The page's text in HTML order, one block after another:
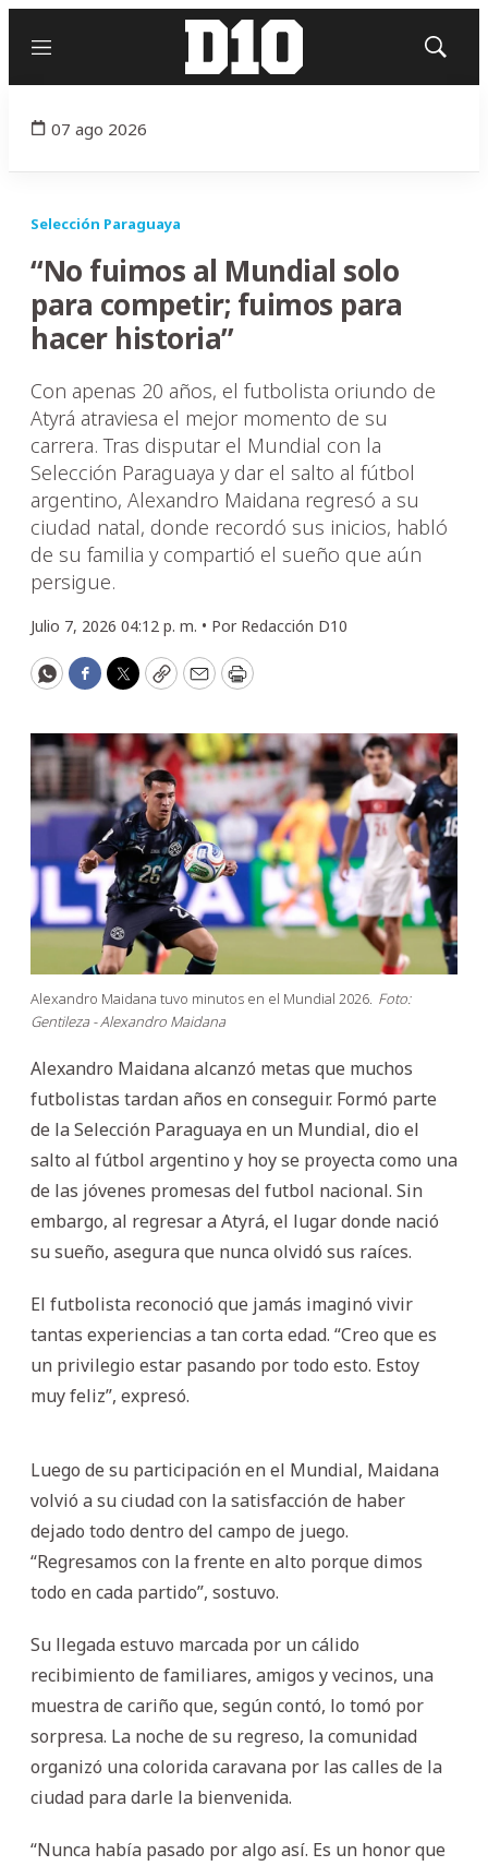
Menú
Mostrar
07 ago 2026
Selección Paraguaya
“No fuimos al Mundial solo
para competir; fuimos para
hacer historia”
Con apenas 20 años, el futbolista oriundo de
Atyrá atraviesa el mejor momento de su
carrera. Tras disputar el Mundial con la
Selección Paraguaya y dar el salto al fútbol
argentino, Alexandro Maidana regresó a su
ciudad natal, donde recordó sus inicios, habló
de su familia y compartió el sueño que aún
persigue.
Julio 7, 2026 04:12 p. m. • Por Redacción D10
WhatsApp
Facebook
Twitter
CopyEmailPrint
Alexandro Maidana tuvo minutos en el Mundial 2026. Foto:
Gentileza - Alexandro Maidana
Alexandro Maidana alcanzó metas que muchos
futbolistas tardan años en conseguir. Formó parte
de la Selección Paraguaya en un Mundial, dio el
salto al fútbol argentino y hoy se proyecta como una
de las jóvenes promesas del futbol nacional. Sin
embargo, al regresar a Atyrá, el lugar donde nació
su sueño, asegura que nunca olvidó sus raíces.
El futbolista reconoció que jamás imaginó vivir
tantas experiencias a tan corta edad. “Creo que es
un privilegio estar pasando por todo esto. Estoy
muy feliz”, expresó.
Luego de su participación en el Mundial, Maidana
volvió a su ciudad con la satisfacción de haber
dejado todo dentro del campo de juego.
“Regresamos con la frente en alto porque dimos
todo en cada partido”, sostuvo.
Su llegada estuvo marcada por un cálido
recibimiento de familiares, amigos y vecinos, una
muestra de cariño que, según contó, lo tomó por
sorpresa. La noche de su regreso, la comunidad
organizó una colorida caravana por las calles de la
ciudad para darle la bienvenida.
“Nunca había pasado por algo así. Es un honor que